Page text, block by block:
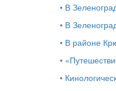
• В
• В
• В районе
•
•